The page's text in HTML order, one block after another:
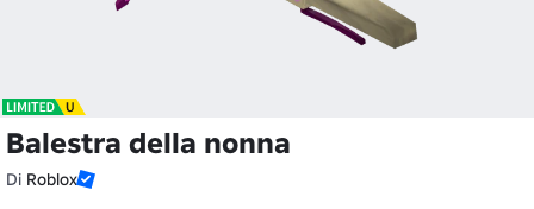
Balestra della nonna
Di Roblox